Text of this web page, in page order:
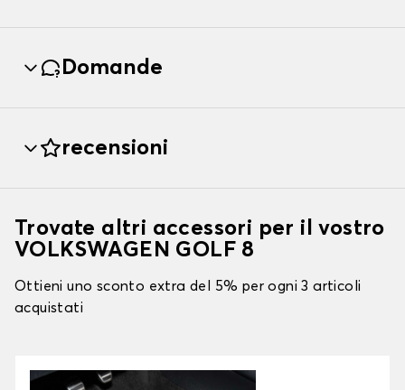
Domande
recensioni
Trovate altri accessori per il vostro
VOLKSWAGEN GOLF 8
Ottieni uno sconto extra del 5% per ogni 3 articoli
acquistati